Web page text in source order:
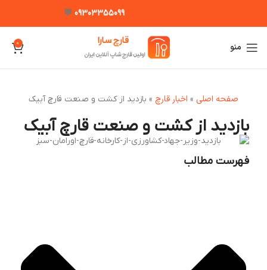
09303355099
💬
منو 0
صفحه اصلی » اخبار قارچ » بازدید از کشت و صنعت قارچ آبیک
بازدید از کشت و صنعت قارچ آبیک
فهرست مطالب